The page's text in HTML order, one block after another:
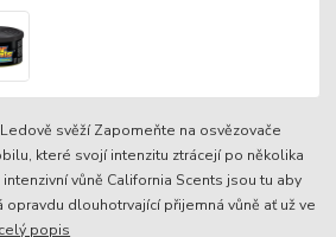
svěží Zapomeňte na osvězovače
které svojí intenzitu ztrácejí po několika
vůně California Scents jsou tu aby
opravdu dlouhotrvající přijemná vůně ať už ve
celý popis